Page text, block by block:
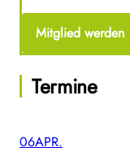
Mitglied werden
Termine
06APR.